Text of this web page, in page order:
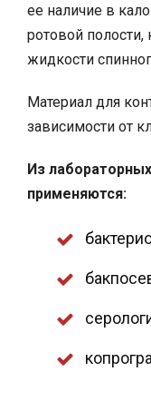
ее наличие в
ротовой полости,
жидкости
Материал для
зависимости от
Из
применяются: